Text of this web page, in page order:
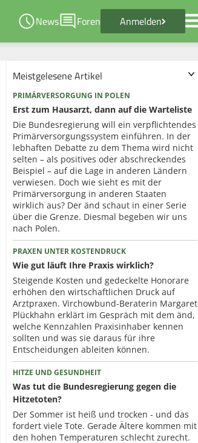
News Foren Anmelden
Meistgelesene Artikel
PRIMÄRVERSORGUNG IN POLEN
Erst zum Hausarzt, dann auf die Warteliste
Die Bundesregierung will ein verpflichtendes
Primärversorgungssystem einführen. In der
lebhaften Debatte zu dem Thema wird nicht
selten – als positives oder abschreckendes
Beispiel – auf die Lage in anderen Ländern
verwiesen. Doch wie sieht es mit der
Primärversorgung in anderen Staaten
wirklich aus? Der änd schaut in einer Serie
über die Grenze. Diesmal begeben wir uns
nach Polen.
PRAXEN UNTER KOSTENDRUCK
Wie gut läuft Ihre Praxis wirklich?
Steigende Kosten und gedeckelte Honorare
erhöhen den wirtschaftlichen Druck auf
Arztpraxen. Virchowbund-Beraterin Margaret
Plückhahn erklärt im Gespräch mit dem änd,
welche Kennzahlen Praxisinhaber kennen
sollten und was sie daraus für ihre
Entscheidungen ableiten können.
HITZE UND GESUNDHEIT
Was tut die Bundesregierung gegen die
Hitzetoten?
Der Sommer ist heiß und trocken - und das
fordert viele Tote. Gerade Ältere kommen mit
den hohen Temperaturen schlecht zurecht.